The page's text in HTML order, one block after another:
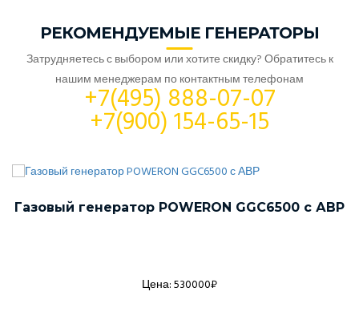
РЕКОМЕНДУЕМЫЕ ГЕНЕРАТОРЫ
Затрудняетесь с выбором или хотите скидку? Обратитесь к
нашим менеджерам по контактным телефонам
+7(495) 888-07-07
+7(900) 154-65-15
Газовый генератор POWERON GGC6500 с АВР
Цена: 530000₽